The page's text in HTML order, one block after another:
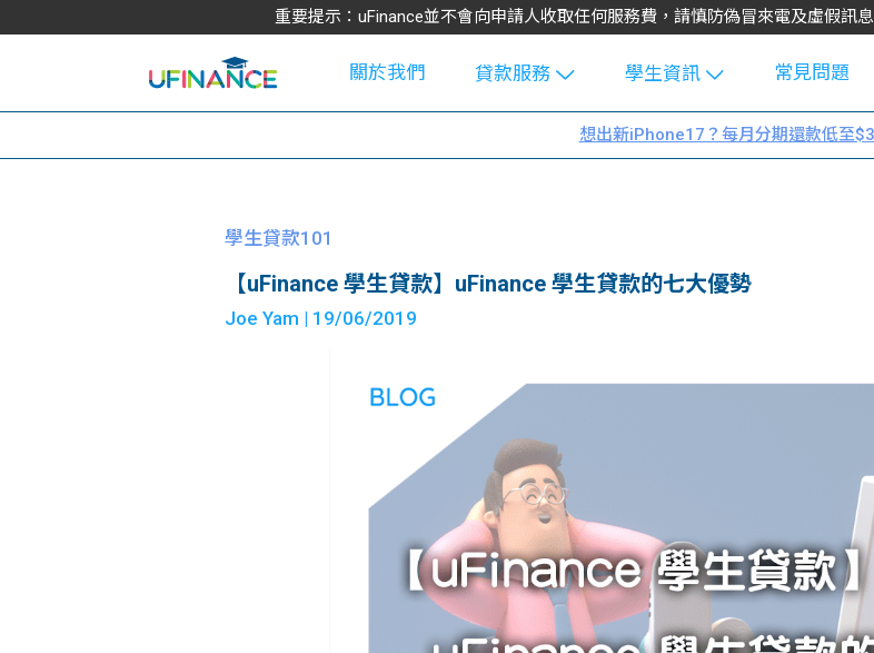
重要提示：uFinance並不會向申請人收取任何服務費，請慎防偽冒來電及虛假訊
關於我們
貸款服務
學生貸款
大學生學費
機
網上私人貸
款
貸款計數
機
學生資訊
Blog
大專生筍
Exchang
101
常見問題
想出新iPhone17？每月分期還款低至
學生貸款101
【uFinance 學生貸款】uFinance 學生貸款的七大優勢
Joe Yam | 19/06/2019